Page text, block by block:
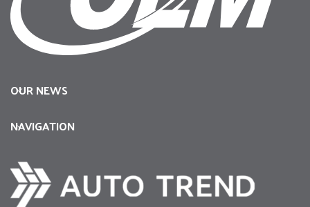
OUR NEWS
NAVIGATION